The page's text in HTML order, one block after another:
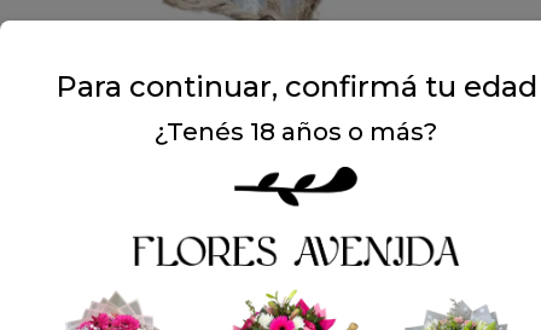
Para continuar, confirmá tu edad
¿Tenés 18 años o más?